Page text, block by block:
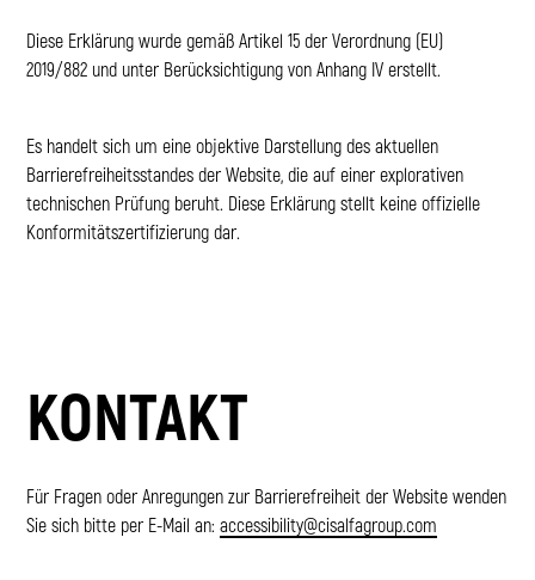
Diese Erklärung wurde gemäß Artikel 15 der Verordnung (EU)
2019/882 und unter Berücksichtigung von Anhang IV erstellt.
Es handelt sich um eine objektive Darstellung des aktuellen
Barrierefreiheitsstandes der Website, die auf einer explorativen
technischen Prüfung beruht. Diese Erklärung stellt keine offizielle
Konformitätszertifizierung dar.
KONTAKT
Für Fragen oder Anregungen zur Barrierefreiheit der Website wenden
Sie sich bitte per E-Mail an: accessibility@cisalfagroup.com